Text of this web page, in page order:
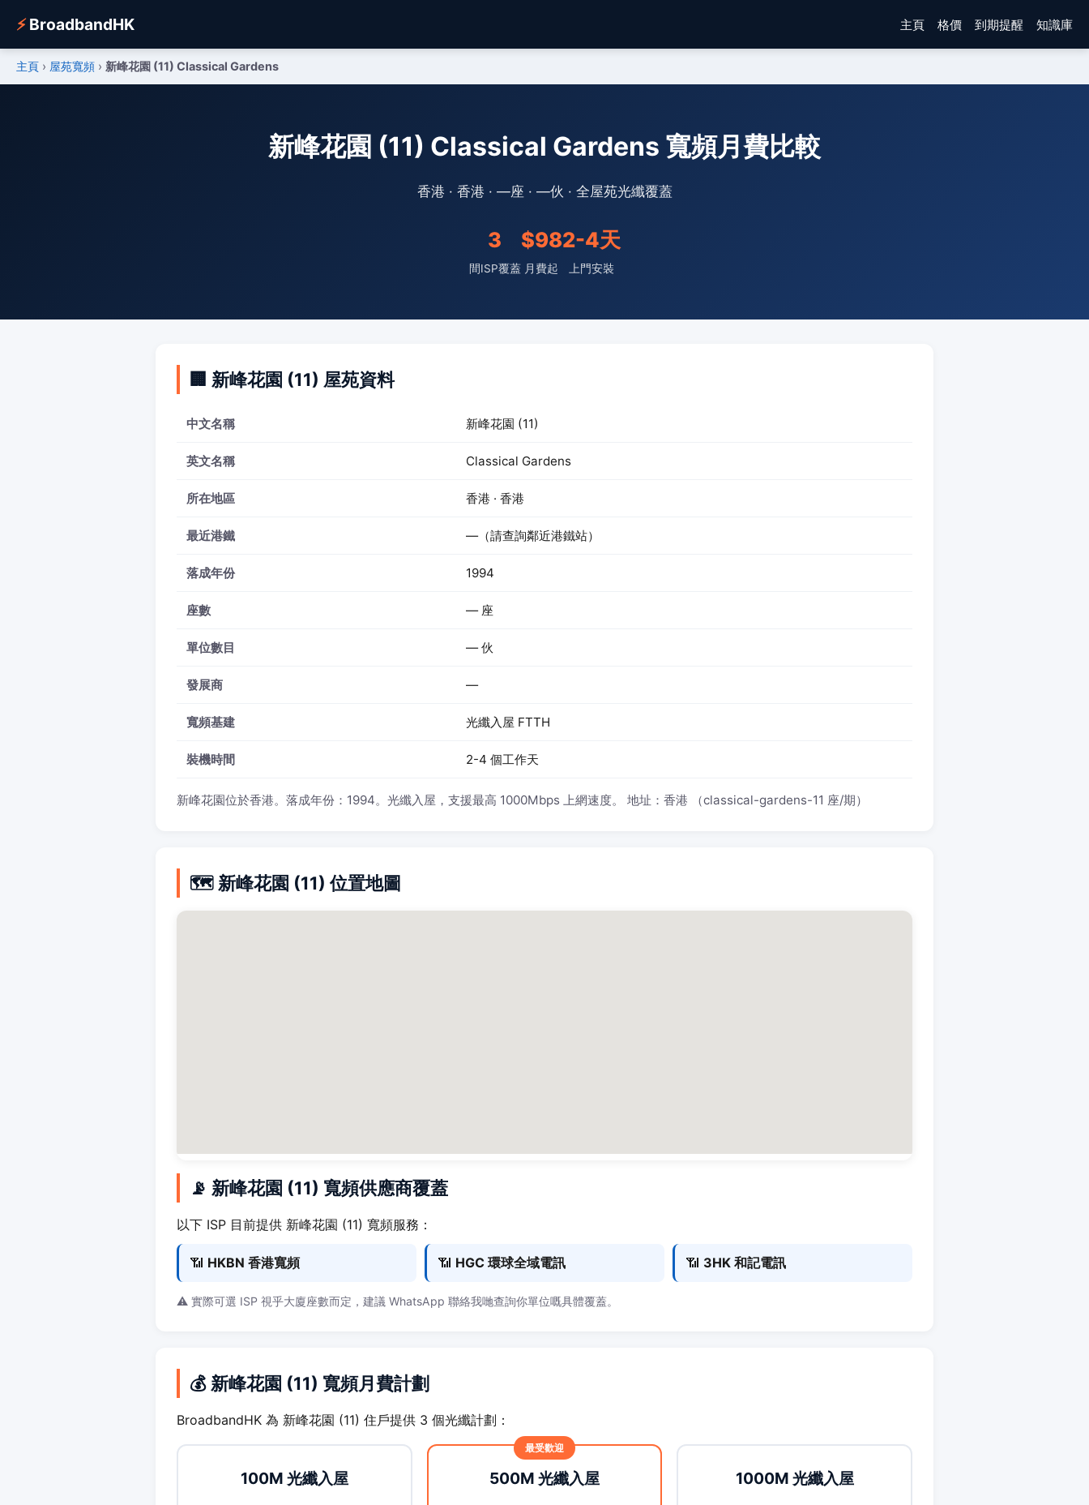
⚡BroadbandHK 主頁 格價 到期提醒 知識庫
主頁 › 屋苑寬頻 › 新峰花園 (11) Classical Gardens
新峰花園 (11) Classical Gardens 寬頻月費比較
香港 · 香港 · —座 · —伙 · 全屋苑光纖覆蓋
3
間ISP覆蓋
$98
月費起
2-4天
上門安裝
🏢 新峰花園 (11) 屋苑資料
中文名稱 新峰花園 (11)
英文名稱 Classical Gardens
所在地區 香港 · 香港
最近港鐵 —（請查詢鄰近港鐵站）
落成年份 1994
座數 — 座
單位數目 — 伙
發展商 —
寬頻基建 光纖入屋 FTTH
裝機時間 2-4 個工作天
新峰花園位於香港。落成年份：1994。光纖入屋，支援最高 1000Mbps 上網速度。 地址：香港 （classical-gardens-11 座/期）
🗺️ 新峰花園 (11) 位置地圖
📡 新峰花園 (11) 寬頻供應商覆蓋
以下 ISP 目前提供 新峰花園 (11) 寬頻服務：
📶 HKBN 香港寬頻 📶 HGC 環球全域電訊 📶 3HK 和記電訊
⚠️ 實際可選 ISP 視乎大廈座數而定，建議 WhatsApp 聯絡我哋查詢你單位嘅具體覆蓋。
💰 新峰花園 (11) 寬頻月費計劃
BroadbandHK 為 新峰花園 (11) 住戶提供 3 個光纖計劃：
100M 光纖入屋 500M 光纖入屋 1000M 光纖入屋